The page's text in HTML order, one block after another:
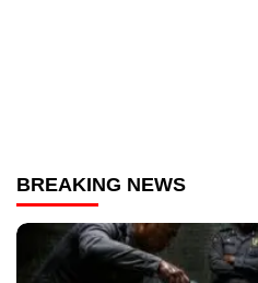
BREAKING NEWS